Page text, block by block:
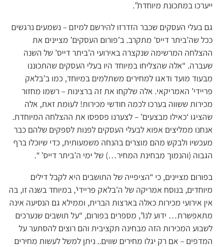
ייערכו במתכונת מיוחדת”.
גם בעלי העסקים שכבר הזדרזו להירשם למיזם – נשמעים נרגשים
ככל שה’ביתר דייס’ מתקרב. ב’פורום העסקים’ מציינים את
ההצלחה המרשימה שנקצרה באירועי ה’ביתר דייס’ של השנה
שעברה. “אלה שהצליחו במיוחד היו בעלי העסקים שהתכוננו
מבעוד מועד ודאגו למחירים משתלמים במיוחד, כמו ב’בלאק
פריידי’ האמריקאי. אלה שלקחו את זה ברצינות – רשמו מחזור
מכירות ששווה בערכו לכמה חודשי מכירות! לעומת זאת, אלה
שהציגו ‘כאילו מבצעים’ – לצערנו פספסו את ההצלחה המיוחדת.
אנחנו ממליצים אפוא לבעלי העסקים לפנות לספקים שלהם כבר
מעכשיו ולבקש מהם מוצרים בהנחה משמעותית, כדי שיוכלו ברף
הגבוה (והנמוך מבחינת המחיר…) של ימי ה’ביתר דייס’ “.
בפורום מציינים, כי “הציפייה של התושבים היא לקבל דילים
מיוחדים, בנוסח אמריקה של ה’בלאק פריידי’, במיוחד בשנה זו, בה
אין אירועי מכירות כאלה בארצות הברית, וממילא גם הנסיעה אינה
מתאפשרת… ידוע לנו”, מספרים בפורום, “על תושבים שנערכים
לשבוע המכירות הזה מבחינה תקציבית והם רוצים להסתער על
המדפים – אם רק יגלו מחירים שווים.. ניתן למשל לעשות מחירים